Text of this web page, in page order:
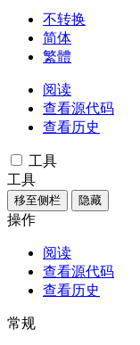
不转换
简体
繁體
阅读
查看源代码
查看历史
工具
工具
移至侧栏 隐藏
操作
阅读
查看源代码
查看历史
常规